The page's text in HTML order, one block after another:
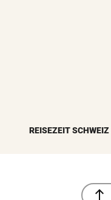
REISEZEIT SCHWEIZ
north